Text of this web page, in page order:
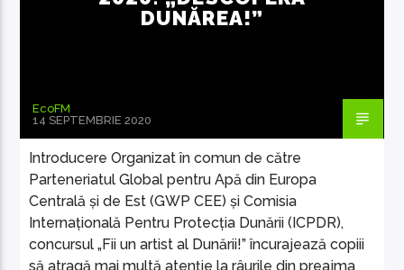
EcoFM Chisinau
DUNĂREA!”
EcoFM
14 SEPTEMBRIE 2020
Introducere Organizat în comun de către
Parteneriatul Global pentru Apă din Europa
Centrală și de Est (GWP CEE) și Comisia
Internațională Pentru Protecția Dunării (ICPDR),
concursul „Fii un artist al Dunării!” încurajează copiii
să atragă mai multă atenție la râurile din preajma